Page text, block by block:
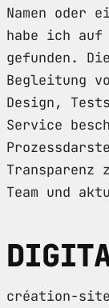
Namen oder
habe ich auf
gefunden.
Begleitung
Design,
Service
Team und
création-